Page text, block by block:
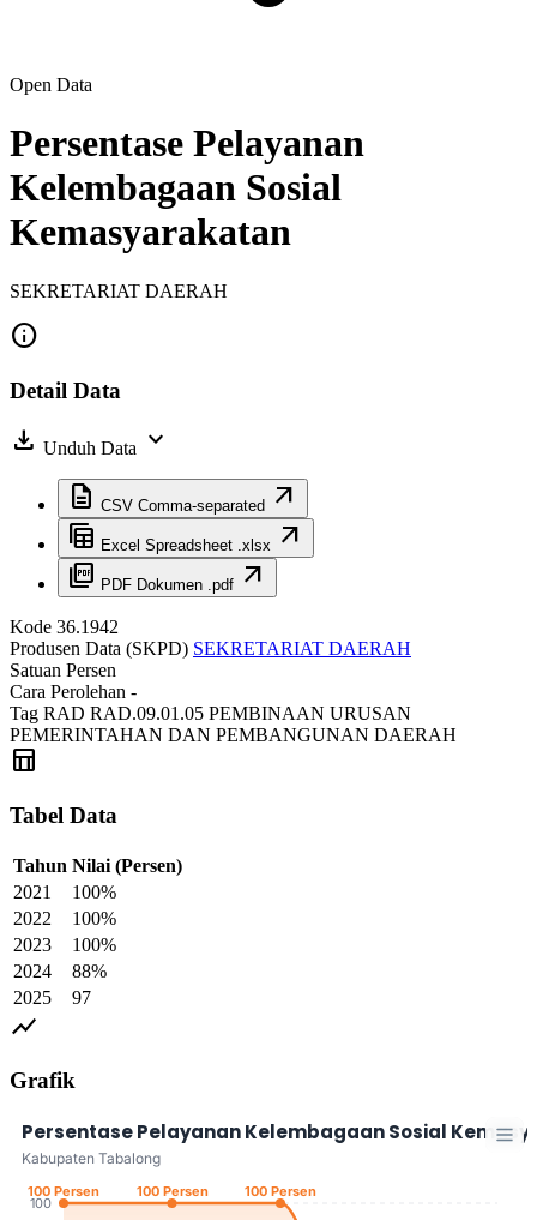
Open Data
Persentase Pelayanan
Kelembagaan Sosial
Kemasyarakatan
SEKRETARIAT DAERAH
info
Detail Data
download Unduh Data
expand_more
description CSV Comma-separated
arrow_outward
table_view Excel Spreadsheet .xlsx
arrow_outward
picture_as_pdf PDF Dokumen .pdf arrow_outward
Kode 36.1942
Produsen Data (SKPD) SEKRETARIAT DAERAH
Satuan Persen
Cara Perolehan -
Tag RAD RAD.09.01.05 PEMBINAAN URUSAN
PEMERINTAHAN DAN PEMBANGUNAN DAERAH
table_chart
Tabel Data
Tahun Nilai (Persen)
2021
100%
2022
100%
2023
100%
2024
88%
2025
97
show_chart
Grafik
Persentase Pelayanan Kelembagaan Sosial
Kabupaten Tabalong
100
100 Persen 100 Persen 100 Persen